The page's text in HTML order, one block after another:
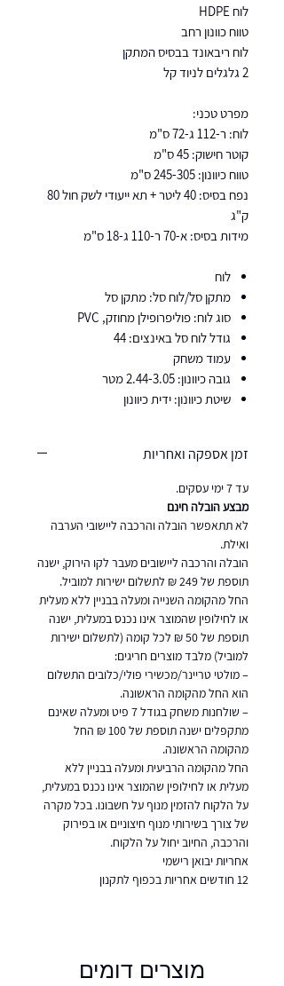
לוח HDPE
טווח כוונון רחב
לוח ריבאונד בבסיס המתקן
2 גלגלים לניוד קל
מפרט טכני:
לוח: ר-112 ג-72 ס"מ
קוטר חישוק: 45 ס"מ
טווח כיוונון: 245-305 ס"מ
נפח בסיס: 40 ליטר + תא ייעודי לשק חול 80
ק"ג
מידות בסיס: א-70 ר-110 ג-18 ס"מ
לוח
מתקן סל/לוח סל: מתקן סל
סוג לוח: פוליפרופילן מחוזק, PVC
גודל לוח סל באינצים: 44
עמוד משחק
גובה כיוונון: 2.44-3.05 מטר
שיטת כיוונון: ידית כיוונון
זמן אספקה ואחריות
עד 7 ימי עסקים.
מבצע הובלה חינם
לא תתאפשר הובלה והרכבה ליישובי הערבה
ואילת.
הובלה והרכבה ליישובים מעבר לקו הירוק, ישנה
תוספת של 249 ₪ לתשלום ישירות למוביל.
החל מהקומה השנייה ומעלה בבניין ללא מעלית
או לחילופין שהמוצר אינו נכנס במעלית, ישנה
תוספת של 50 ₪ לכל קומה (לתשלום ישירות
למוביל) מלבד מוצרים חריגים:
– מולטי טריינר/מכשירי פולי/כלובים התשלום
הוא החל מהקומה הראשונה.
– שולחנות משחק בגודל 7 פיט ומעלה שאינם
מתקפלים ישנה תוספת של 100 ₪ החל
מהקומה הראשונה.
החל מהקומה הרביעית ומעלה בבניין ללא
מעלית או לחילופין שהמוצר אינו נכנס במעלית,
על הלקוח להזמין מנוף על חשבונו. בכל מקרה
של צורך בשירותי מנוף חיצוניים או בפירוק
והרכבה, החיוב יחול על הלקוח.
אחריות יבואן רישמי
12 חודשים אחריות בכפוף לתקנון
מוצרים דומים